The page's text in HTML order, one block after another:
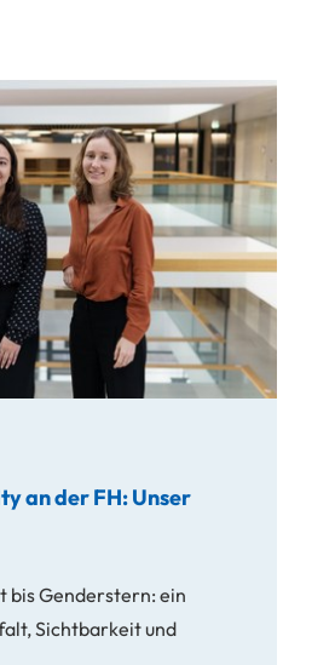
FH: Unser Team im Porträt
an der FH: Unser
bis Genderstern: ein
Sichtbarkeit und